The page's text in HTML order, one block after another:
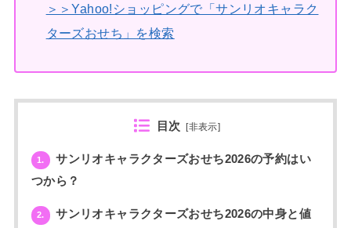
＞＞Yahoo!ショッピングで「サンリオキャラク
ターズおせち」を検索
目次 [非表示]
1.
サンリオキャラクターズおせち2026の予約はい
つから？
2.
サンリオキャラクターズおせち2026の中身と値